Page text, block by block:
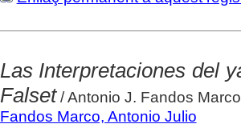
Las Interpretaciones del
Falset/ Antonio J. Fandos Marco
Fandos Marco, Antonio Julio